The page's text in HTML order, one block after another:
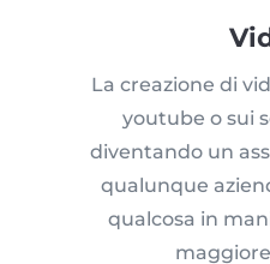
La creazione di
youtube o sui
diventando un
qualunque
qualcosa in